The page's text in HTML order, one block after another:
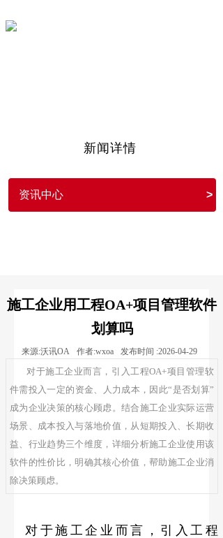
新闻详情
资讯中心 >
施工企业用工程OA+项目管理软件
划算吗
来源:沃讯OA 作者:wxoa 发布时间 :2026-04-29
对于施工企业而言，引入工程OA+项目管理软
件需投入一定的资金、人力成本，因此“是否划算”
成为企业决策的核心顾虑。结合施工企业实际运营
场景、成本投入与落地价值，从短期投入、长期收
益、行业趋势三个维度，详细分析施工企业使用该
软件的性价比，明确其核心价值，帮助施工企业消
除决策顾虑。
对于施工企业而言，引入工程